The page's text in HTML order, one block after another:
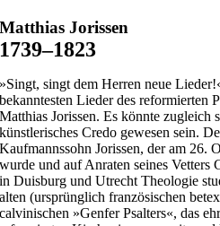
Matthias Jorissen
1739–1823
»Singt, singt dem Herren neue
bekanntesten Lieder des reformierten
Matthias Jorissen. Es könnte zugleich
künstlerisches Credo gewesen sein.
Kaufmannssohn Jorissen, der am 26.
wurde und auf Anraten seines Vetters
in Duisburg und Utrecht Theologie
alten (ursprünglich französischen
calvinischen »Genfer Psalters«, das